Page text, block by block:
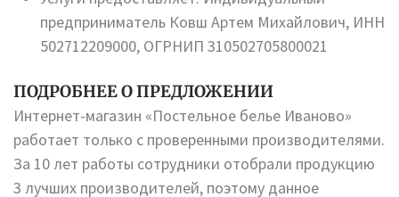
предприниматель Ковш Артем Михайлович, ИНН
502712209000, ОГРНИП 310502705800021
ПОДРОБНЕЕ О ПРЕДЛОЖЕНИИ
Интернет-магазин «Постельное белье Иваново»
работает только с проверенными производителями.
За 10 лет работы сотрудники отобрали продукцию
3 лучших производителей, поэтому данное